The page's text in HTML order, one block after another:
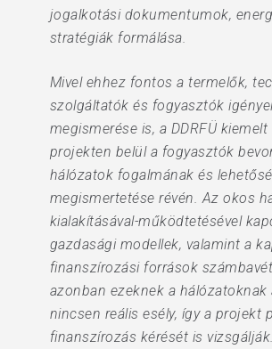
jogalkotási dokumentumok,
stratégiák formálása.
Mivel ehhez fontos a termelők,
szolgáltatók és fogyasztók
megismerése is, a DDRFÜ
projekten belül a fogyasztók
hálózatok fogalmának és
megismertetése révén. Az okos
kialakításával-működtetésével
gazdasági modellek, valamint a
finanszírozási források
azonban ezeknek a hálózatoknak
nincsen reális esély, így a projekt
finanszírozás kérését is